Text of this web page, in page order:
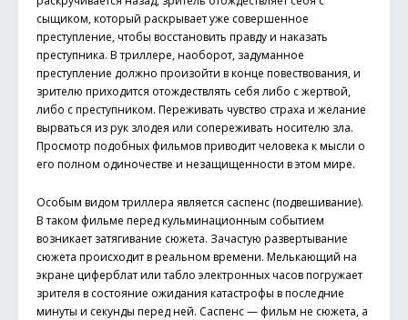
сыщиком, который раскрывает уже совершенное
преступление, чтобы восстановить правду и наказать
преступника. В триллере, наоборот, задуманное
преступление должно произойти в конце повествования, и
зрителю приходится отождествлять себя либо с жертвой,
либо с преступником. Переживать чувство страха и желание
вырваться из рук злодея или сопереживать носителю зла.
Просмотр подобных фильмов приводит человека к мысли о
его полном одиночестве и незащищенности в этом мире.
Особым видом триллера является саспенс (подвешивание).
В таком фильме перед кульминационным событием
возникает затягивание сюжета. Зачастую развертывание
сюжета происходит в реальном времени. Мелькающий на
экране циферблат или табло электронных часов погружает
зрителя в состояние ожидания катастрофы в последние
минуты и секунды перед ней. Саспенс — фильм не сюжета, а